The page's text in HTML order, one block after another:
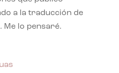
a la traducción de
Me lo pensaré.